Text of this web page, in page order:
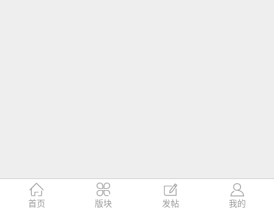

首页

版块

发帖

我的